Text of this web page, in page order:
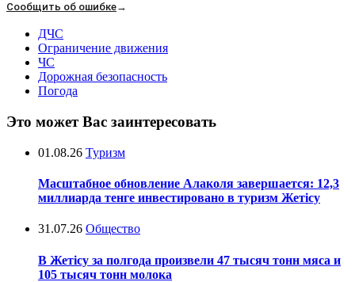
Сообщить об ошибке→
ДЧС
Ограничение движения
ЧС
Дорожная безопасность
Погода
Это может Вас заинтересовать
01.08.26 Туризм
Масштабное обновление Алаколя завершается: 12,3
миллиарда тенге инвестировано в туризм Жетісу
31.07.26 Общество
В Жетісу за полгода произвели 47 тысяч тонн мяса и
105 тысяч тонн молока